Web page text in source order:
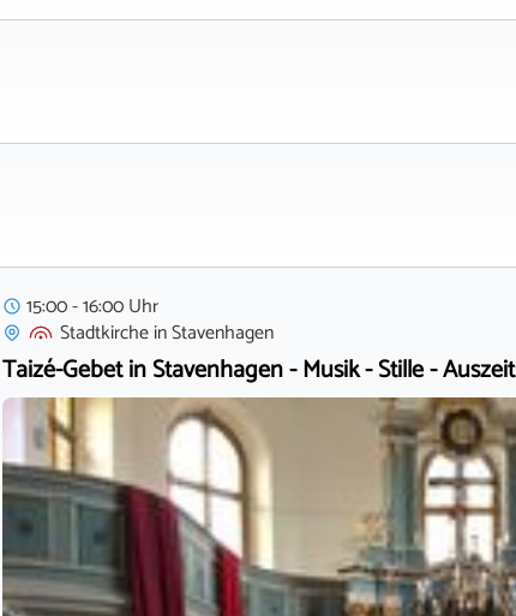
15:00 - 16:00 Uhr
StadtkircheinStavenhagen
Taizé-Gebet in Stavenhagen - Musik - Stille - Auszeit